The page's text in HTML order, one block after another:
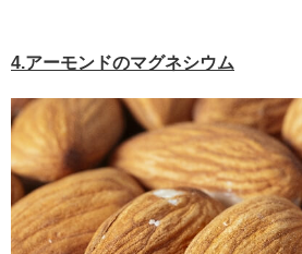
4.アーモンドのマグネシウム